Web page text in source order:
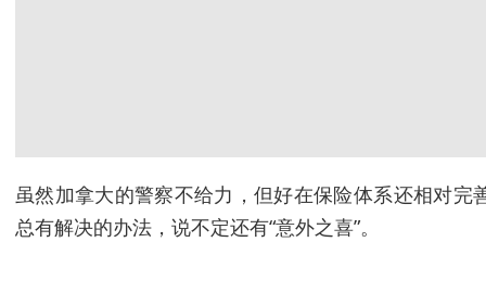
虽然加拿大的警察不给力，但好在保险体系还相对完
总有解决的办法，说不定还有“意外之喜”。